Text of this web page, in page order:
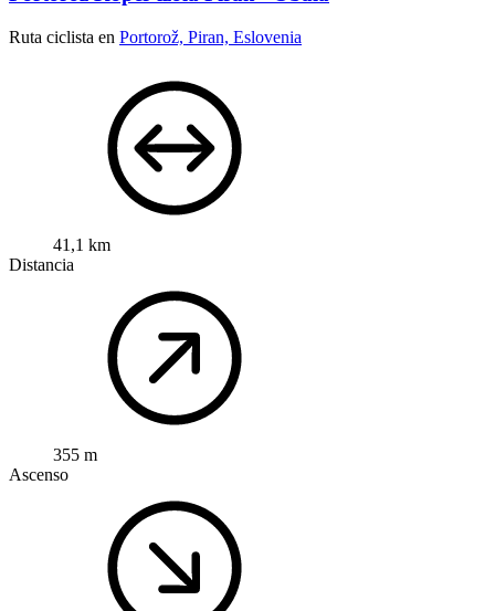
Ruta ciclista en Portorož, Piran, Eslovenia
41,1 km
Distancia
355 m
Ascenso